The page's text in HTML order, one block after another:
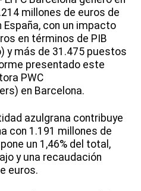
millones de euros de
con un impacto
en términos de PIB
y más de 31.475 puestos
presentado este
PWC
en Barcelona.
azulgrana contribuye
con 1.191 millones de
un 1,46% del total,
y una recaudación
euros.